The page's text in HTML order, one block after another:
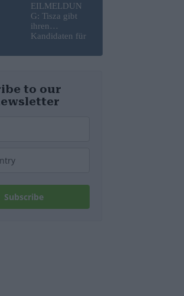
ungarischen
öffentlich-
rechtlichen
Medien leiten
EILMELDUN
G: Tisza gibt
ihren
Kandidaten für
nächsten
bekannt
to our
Subscribe